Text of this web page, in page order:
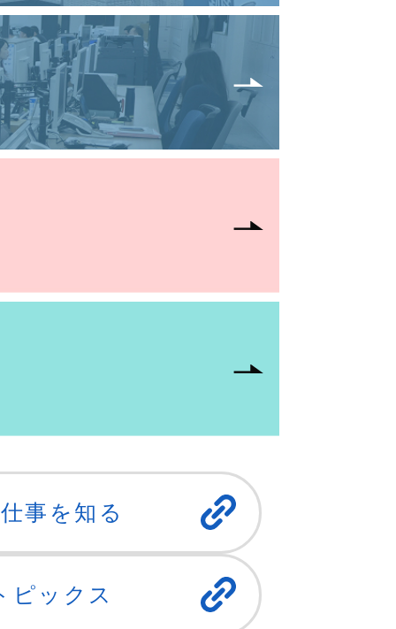
事を知る
ピックス